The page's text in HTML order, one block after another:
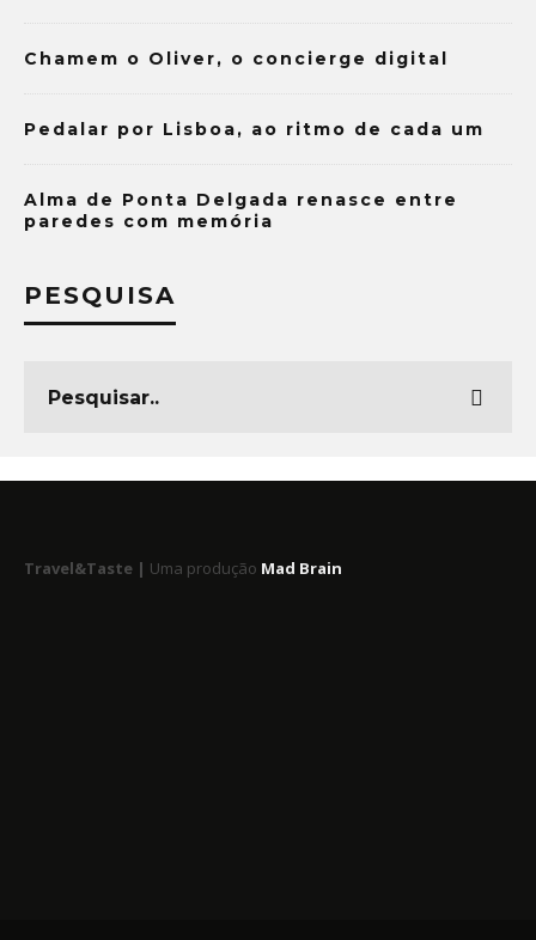
Chamem o Oliver, o concierge digital
Pedalar por Lisboa, ao ritmo de cada um
Alma de Ponta Delgada renasce entre
paredes com memória
PESQUISA
Travel&Taste | Uma produção Mad Brain